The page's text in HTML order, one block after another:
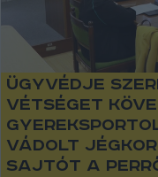
Ügyvédje
vétséget
vádolt
sajtót a